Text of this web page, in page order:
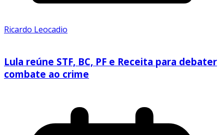
Ricardo Leocadio
Lula reúne STF, BC, PF e Receita para debater
combate ao crime